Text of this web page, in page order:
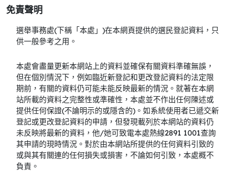
免責聲明
選舉事務處(下稱「本處」)在本網頁提供的選民登記資料，只
供一般參考之用。
本處會盡量更新本網站上的資料並確保有關資料準確無誤，
但在個別情況下，例如臨近新登記和更改登記資料的法定限
期前，有關的資料仍可能未能反映最新的情況。就著在本網
站所載的資料之完整性或準確性，本處並不作出任何陳述或
提供任何保證(不論明示的或隱含的)。如系統使用者已遞交新
登記或更改登記資料的申請，但發現載列於本網站的資料仍
未反映將最新的資料，他/她可致電本處熱線2891 1001查詢
其申請的現時情況。對於由本網站所提供的任何資料引致的
或與其有關連的任何損失或損害，不論如何引致，本處概不
負責。